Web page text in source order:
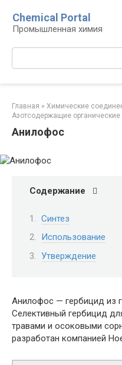
контенту
Chemical Portal
Промышленная химия
Главная » Химические
Азотсодержащие
Анилофос
Содержание
Синтез
Использование
Утверждение
Анилофос — гербицид из
Селективный гербицид
травами и осоковыми
разработан компанией